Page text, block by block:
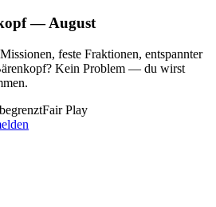
— August
feste Fraktionen, entspannter
Kein Problem — du wirst
Fair Play